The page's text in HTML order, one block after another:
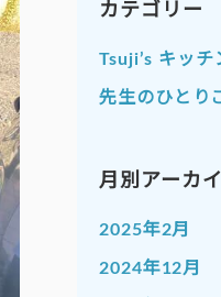
カテゴリー
Tsuji’s キッチ
先生のひとり
月別アーカ
2025年2月
2024年12月